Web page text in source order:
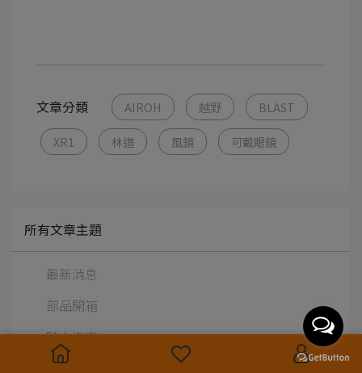
文章分類 AIROH 越野 BLAST
XR1 林道 風鏡 可戴眼鏡
所有文章主題
最新消息
部品開箱
騎士指南